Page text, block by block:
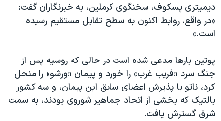
دیمیتری پسکوف، سخنگوی کرملین، به خبرنگاران گفت:
«در واقع، روابط اکنون به سطح تقابل مستقیم رسیده
است.»
پوتین بارها مدعی شده است در حالی که روسیه پس از
جنگ سرد «فریب غرب» را خورد و پیمان «ورشو» را منحل
کرد، ناتو با پذیرش اعضای سابق این پیمان، و سه کشور
بالتیک که بخشی از اتحاد جماهیر شوروی بودند، به سمت
شرق گسترش یافت.